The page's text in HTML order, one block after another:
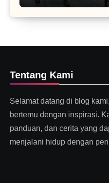
Tentang Kami
Selamat datang di blog
bertemu dengan inspirasi.
panduan, dan cerita yang
menjalani hidup dengan